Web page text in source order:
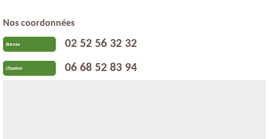
Nos coordonnées
Bureau 02 52 56 32 32
Chantier 06 68 52 83 94